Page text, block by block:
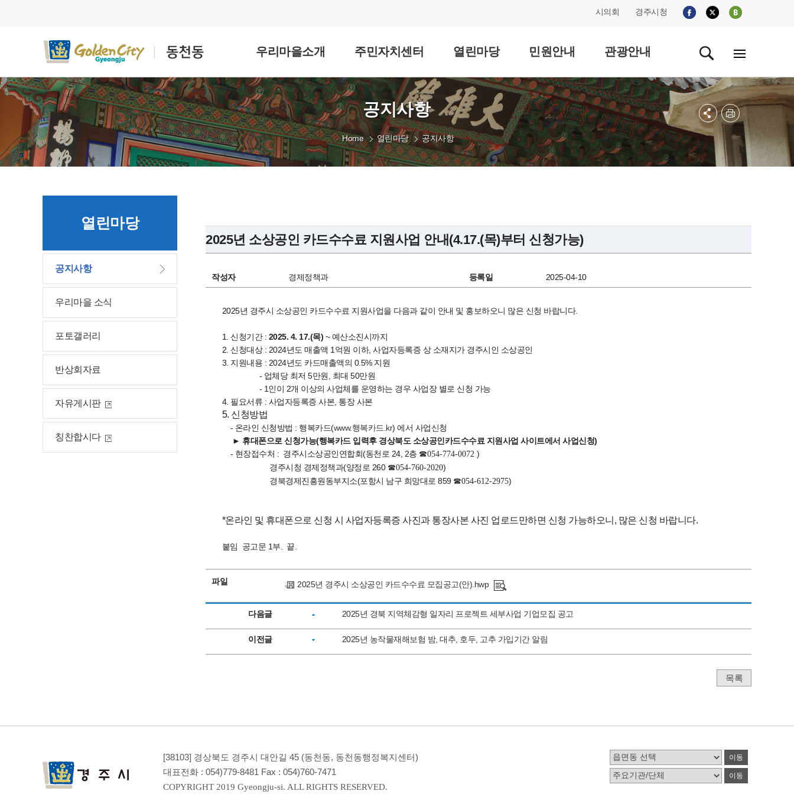
시의회 경주시청
우리마을소개 주민자치센터 열린마당 민원안내 관광안내
열린마당
공지사항
우리마을 소식
포토갤러리
반상회자료
자유게시판
칭찬합시다
공지사항
Home 열린마당 공지사항
2025년 소상공인 카드수수료 지원사업 안내(4.17.(목)부터 신청가능)
작성자 경제정책과 등록일 2025-04-10
2025년 경주시 소상공인 카드수수료 지원사업을 다음과 같이 안내 및 홍보하오니 많은 신청 바랍니다.
1. 신청기간 : 2025. 4. 17.(목) ~ 예산소진시까지
2. 신청대상 : 2024년도 매출액 1억원 이하, 사업자등록증 상 소재지가 경주시인 소상공인
3. 지원내용 : 2024년도 카드매출액의 0.5% 지원
- 업체당 최저 5만원, 최대 50만원
- 1인이 2개 이상의 사업체를 운영하는 경우 사업장 별로 신청 가능
4. 필요서류 : 사업자등록증 사본, 통장 사본
5. 신청방법
- 온라인 신청방법 : 행복카드(www.행복카드.kr) 에서 사업신청
► 휴대폰으로 신청가능(행복카드 입력후 경상북도 소상공인카드수수료 지원사업 사이트에서 사업신청)
- 현장접수처 : 경주시소상공인연합회(동천로 24, 2층 ☎054-774-0072 )
경주시청 경제정책과(양정로 260 ☎054-760-2020)
경북경제진흥원동부지소(포항시 남구 희망대로 859 ☎054-612-2975)
*온라인 및 휴대폰으로 신청 시 사업자등록증 사진과 통장사본 사진 업로드만하면 신청 가능하오니, 많은 신청 바랍니다.
붙임 공고문 1부. 끝.
파일 2025년 경주시 소상공인 카드수수료 모집공고(안).hwp
다음글 2025년 경북 지역체감형 일자리 프로젝트 세부사업 기업모집 공고
이전글 2025년 농작물재해보험 밤, 대추, 호두, 고추 가입기간 알림
목록
[38103] 경상북도 경주시 대안길 45 (동천동, 동천동행정복지센터)
대표전화 : 054)779-8481 Fax : 054)760-7471
COPYRIGHT 2019 Gyeongju-si. ALL RIGHTS RESERVED.